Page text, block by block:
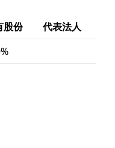
股份
代表法人